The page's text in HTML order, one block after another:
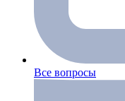
Все вопросы